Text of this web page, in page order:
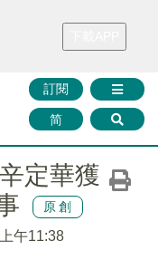
財華證券 媒體矩陣
訂閱
简
定華獲
原創
午11:38